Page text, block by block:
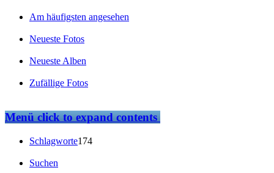
Am häufigsten angesehen
Neueste Fotos
Neueste Alben
Zufällige Fotos
Menüclick to expand contents
Schlagworte174
Suchen